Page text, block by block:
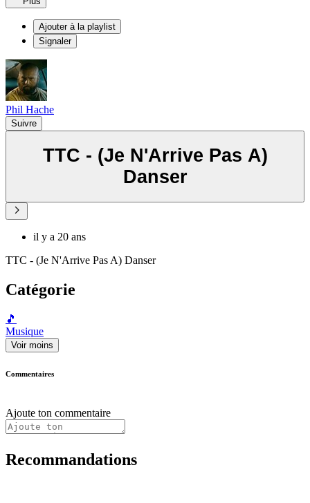
Ajouter à la playlist
Signaler
Phil Hache
Suivre
TTC - (Je N'Arrive Pas A)
Danser
il y a 20 ans
TTC - (Je N'Arrive Pas A) Danser
Catégorie
🎵
Musique
Voir moins
Commentaires
Ajoute ton commentaire
Recommandations